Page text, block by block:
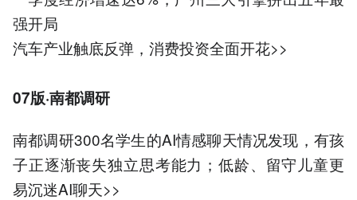
强开局
汽车产业触底反弹，消费投资全面开花>>
07版·南都调研
南都调研300名学生的AI情感聊天情况发现，有孩
子正逐渐丧失独立思考能力；低龄、留守儿童更
易沉迷AI聊天>>